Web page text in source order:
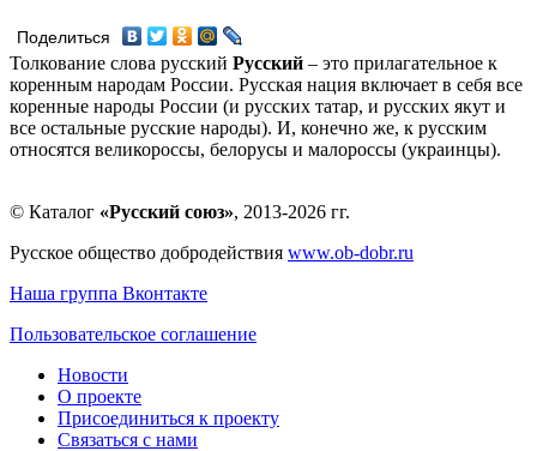
Поделиться
Толкование слова русский Русский – это прилагательное к
коренным народам России. Русская нация включает в себя все
коренные народы России (и русских татар, и русских якут и
все остальные русские народы). И, конечно же, к русским
относятся великороссы, белорусы и малороссы (украинцы).
© Каталог «Русский союз», 2013-2026 гг.
Русское общество добродействия www.ob-dobr.ru
Наша группа Вконтакте
Пользовательское соглашение
Новости
О проекте
Присоединиться к проекту
Связаться с нами